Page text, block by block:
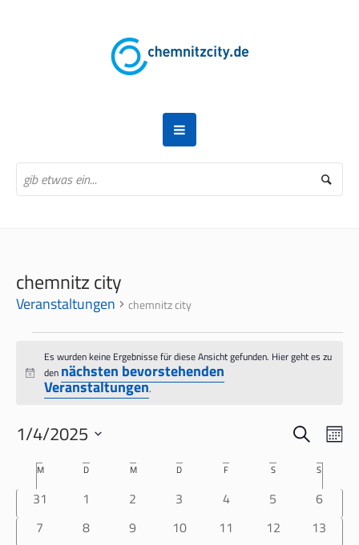
chemnitz city
Veranstaltungen chemnitz city
Hinweis
Es wurden keine Ergebnisse für diese Ansicht gefunden. Hier geht es zu
den nächsten bevorstehenden
Veranstaltungen.
SUCHE
UND
SUCHE
1/4/2025
wählen.
KALENDER
VON
VERANSTALTUNGEN
MMONTAG DDIENSTAG MMITTWOCHD DONNERSTAG
F SSAMSTAG S
0 Veranstaltungen
31 0 Veranstaltungen
1 0 Veranstaltungen
2 0 Veranstaltungen
3 0 Veranstaltungen
4 0
5 0
6
0 Veranstaltungen
7 0 Veranstaltungen
8 0 Veranstaltungen
9 0 Veranstaltungen
10 0 Veranstaltungen
11 0
12 0
13